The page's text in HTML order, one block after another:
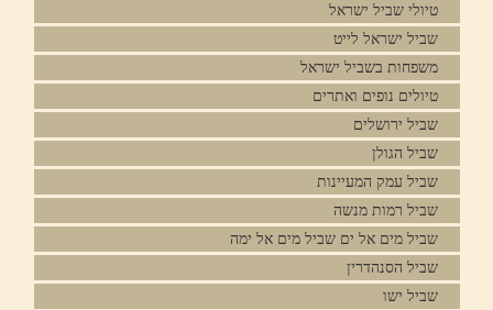
טיולי שביל ישראל
שביל ישראל לייט
משפחות בשביל ישראל
טיולים נופים ואתרים
שביל ירושלים
שביל הגולן
שביל עמק המעיינות
שביל רמות מנשה
שביל מים אל ים שביל מים אל ימה
שביל הסנהדרין
שביל ישו